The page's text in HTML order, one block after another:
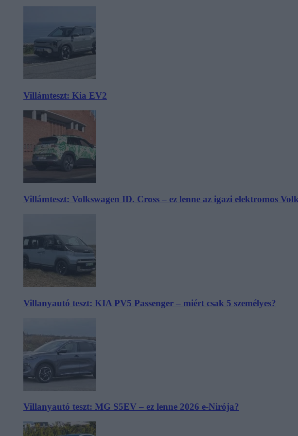
Villámteszt: Kia EV2
Villámteszt: Volkswagen ID. Cross – ez lenne az igazi elektromos
Villanyautó teszt: KIA PV5 Passenger – miért csak 5 személyes?
Villanyautó teszt: MG S5EV – ez lenne 2026 e-Nirója?